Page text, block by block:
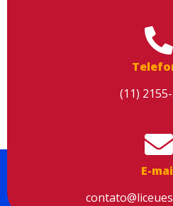
(11)
E-